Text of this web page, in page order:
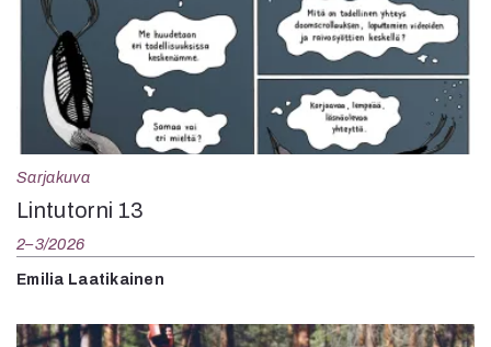
Sarjakuva
Lintutorni 13
2–3/2026
Emilia Laatikainen